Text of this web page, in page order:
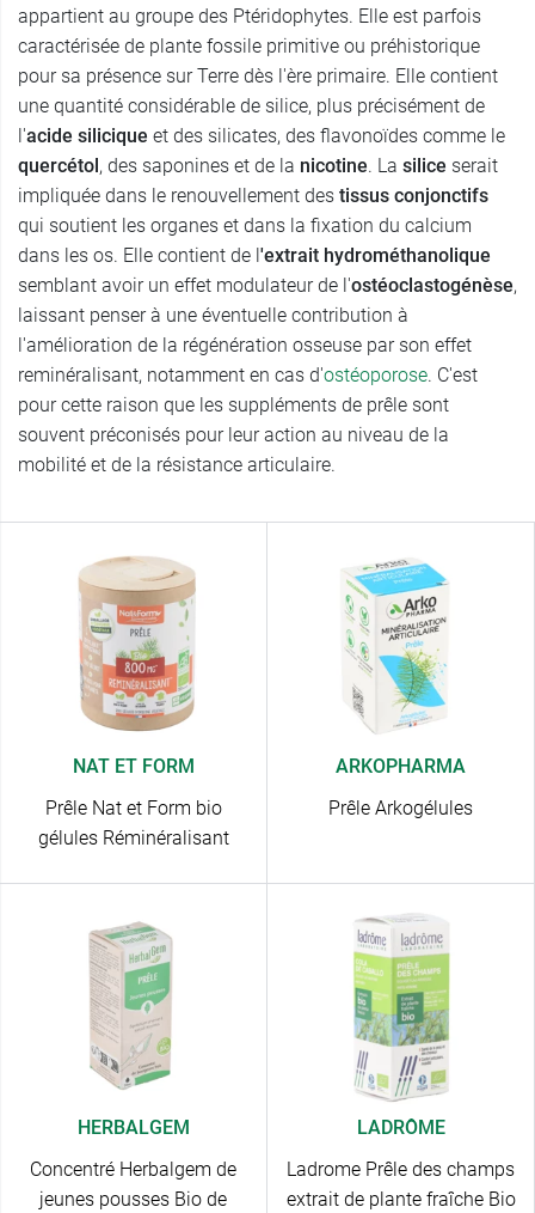
appartient au groupe des Ptéridophytes. Elle est parfois
caractérisée de plante fossile primitive ou préhistorique
pour sa présence sur Terre dès l'ère primaire. Elle contient
une quantité considérable de silice, plus précisément de
l'acide silicique et des silicates, des flavonoïdes comme le
quercétol, des saponines et de la nicotine. La silice serait
impliquée dans le renouvellement des tissus conjonctifs
qui soutient les organes et dans la fixation du calcium
dans les os. Elle contient de l'extrait hydrométhanolique
semblant avoir un effet modulateur de l'ostéoclastogénèse,
laissant penser à une éventuelle contribution à
l'amélioration de la régénération osseuse par son effet
reminéralisant, notamment en cas d'ostéoporose. C'est
pour cette raison que les suppléments de prêle sont
souvent préconisés pour leur action au niveau de la
mobilité et de la résistance articulaire.
NAT ET FORM
Prêle Nat et Form bio
gélules Réminéralisant
ARKOPHARMA
Prêle Arkogélules
HERBALGEM
Concentré Herbalgem de
jeunes pousses Bio de
LADRÔME
Ladrome Prêle des champs
extrait de plante fraîche Bio